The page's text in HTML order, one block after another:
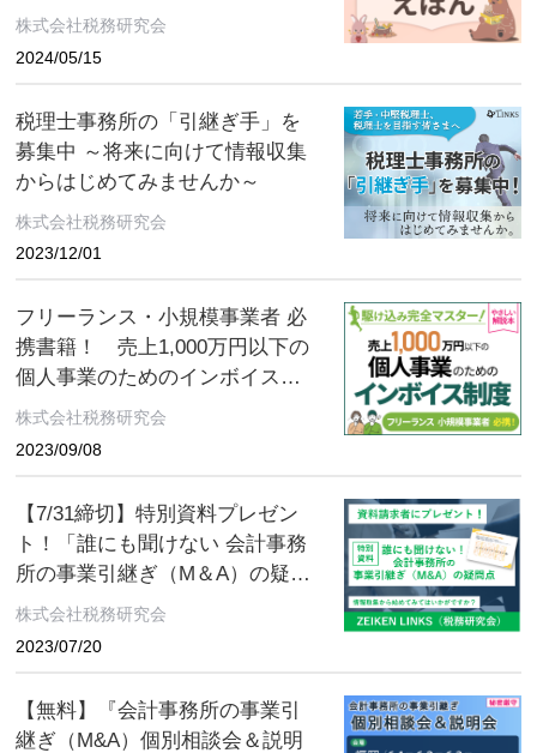
株式会社税務研究会
2024/05/15
税理士事務所の「引継ぎ手」を
募集中 ～将来に向けて情報収集
からはじめてみませんか～
株式会社税務研究会
2023/12/01
フリーランス・小規模事業者 必
携書籍！ 売上1,000万円以下の
個人事業のためのインボイス制
度
株式会社税務研究会
2023/09/08
【7/31締切】特別資料プレゼン
ト！「誰にも聞けない 会計事務
所の事業引継ぎ（M＆A）の疑問
点［譲渡用・入門編］」「知っ
株式会社税務研究会
2023/07/20
【無料】『会計事務所の事業引
継ぎ（M&A）個別相談会＆説明